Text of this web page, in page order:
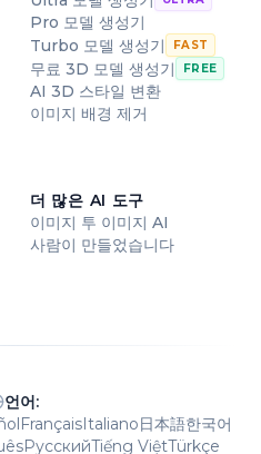
Pro 모델 생성기
Turbo 모델 생성기
FAST
무료 3D 모델 생성기 FREE
AI 3D 스타일 변환
이미지 배경 제거
더 많은 AI 도구
이미지 투 이미지 AI
사람이 만들었습니다
언어:
FrançaisItaliano日本語한국어
РусскийTiếng ViệtTürkçe